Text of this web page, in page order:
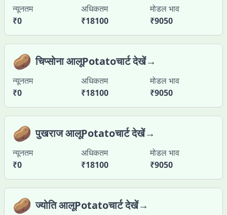
न्यूनतम
₹0
अधिकतम
₹18100
मोडल भाव
₹9050
🥔 चिप्सोना आलूPotatoचार्ट देखें→
न्यूनतम
₹0
अधिकतम
₹18100
मोडल भाव
₹9050
🥔 पुखराज आलूPotatoचार्ट देखें→
न्यूनतम
₹0
अधिकतम
₹18100
मोडल भाव
₹9050
🥔 ज्योति आलूPotatoचार्ट देखें→